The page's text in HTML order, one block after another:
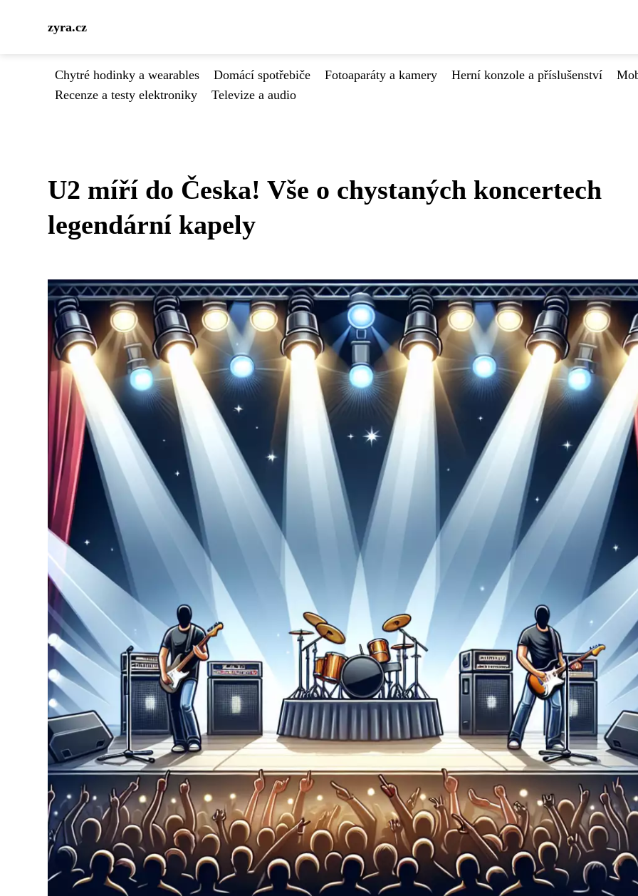
zyra.cz
Chytré hodinky a wearables Domácí spotřebiče Fotoaparáty a kamery Herní konzole a příslušenství
Recenze a testy elektroniky
Televize a audio
U2 míří do Česka! Vše o chystaných koncertech
legendární kapely